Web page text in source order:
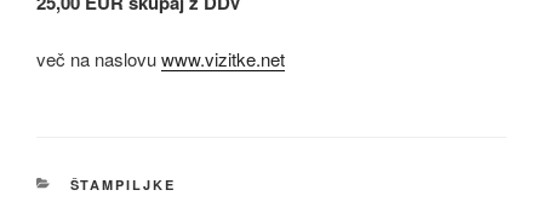
več na naslovuwww.vizitke.net
KATEGORIJE
ŠTAMPILJKE